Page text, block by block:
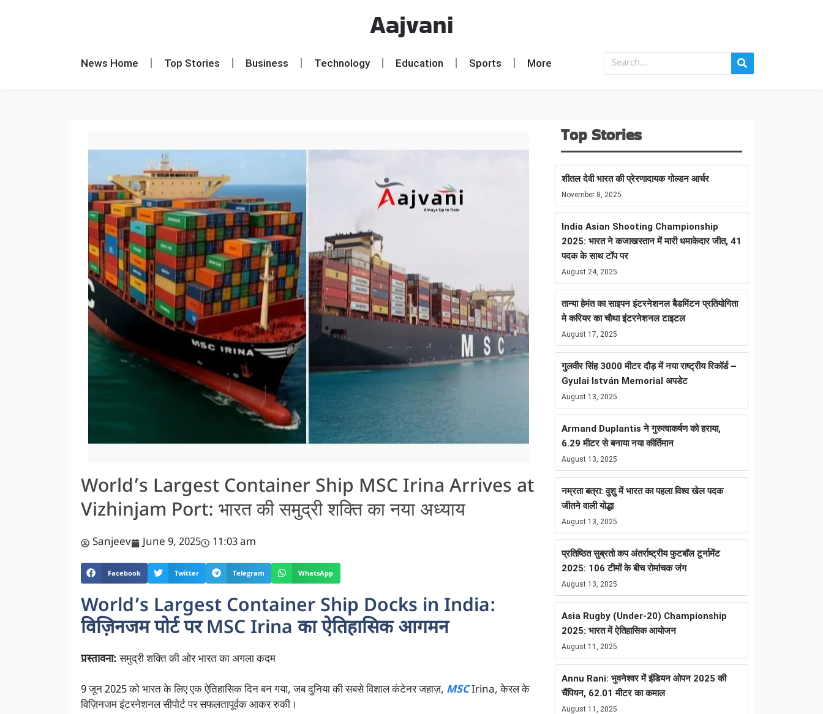
Aajvani
News Home Top Stories Business Technology Education Sports More
World’s Largest Container Ship MSC Irina Arrives at
Vizhinjam Port: भारत की समुद्री शक्ति का नया अध्याय
Sanjeev June 9, 2025 11:03 am
Facebook Twitter Telegram WhatsApp
World’s Largest Container Ship Docks in India:
विज़िनजम पोर्ट पर MSC Irina का ऐतिहासिक आगमन
प्रस्तावना:समुद्री शक्ति की ओर भारत का अगला कदम
9 जून 2025 को भारत के लिए एक ऐतिहासिक दिन बन गया, जब दुनिया की सबसे विशाल कंटेनर जहाज़, MSCIrina, केरल के
विज़िनजम इंटरनेशनल सीपोर्ट पर सफलतापूर्वक आकर रुकी।
Top Stories
शीतल देवी भारत की प्रेरणादायक गोल्डन आर्चर
November 8, 2025
India Asian Shooting Championship
2025: भारत ने कजाखस्तान में मारी धमाकेदार जीत, 41
पदक के साथ टॉप पर
August 24, 2025
तान्या हेमंत का साइपन इंटरनेशनल बैडमिंटन प्रतियोगिता
मे करियर का चौथा इंटरनेशनल टाइटल
August 17, 2025
गुलवीर सिंह 3000 मीटर दौड़ में नया राष्ट्रीय रिकॉर्ड –
Gyulai István Memorial अपडेट
August 13, 2025
Armand Duplantis ने गुरुत्वाकर्षण को हराया,
6.29 मीटर से बनाया नया कीर्तिमान
August 13, 2025
नम्रता बत्रा: वुशु में भारत का पहला विश्व खेल पदक
जीतने वाली योद्धा
August 13, 2025
प्रतिष्ठित सुब्रतो कप अंतर्राष्ट्रीय फुटबॉल टूर्नामेंट
2025: 106 टीमों के बीच रोमांचक जंग
August 13, 2025
Asia Rugby (Under-20) Championship
2025: भारत में ऐतिहासिक आयोजन
August 11, 2025
Annu Rani: भुवनेश्वर में इंडियन ओपन 2025 की
चैंपियन, 62.01 मीटर का कमाल
August 11, 2025